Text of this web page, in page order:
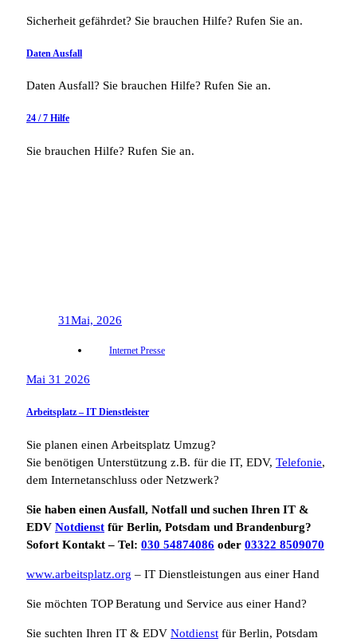
Sicherheit gefährdet? Sie brauchen Hilfe? Rufen Sie an.
Daten Ausfall
Daten Ausfall? Sie brauchen Hilfe? Rufen Sie an.
24 / 7 Hilfe
Sie brauchen Hilfe? Rufen Sie an.
31Mai, 2026
Internet Presse
Mai 31 2026
Arbeitsplatz – IT Dienstleister
Sie planen einen Arbeitsplatz Umzug?
Sie benötigen Unterstützung z.B. für die IT, EDV, Telefonie,
dem Internetanschluss oder Netzwerk?
Sie haben einen Ausfall, Notfall und suchen Ihren IT &
EDV Notdienst für Berlin, Potsdam und Brandenburg?
Sofort Kontakt – Tel: 030 54874086 oder 03322 8509070
www.arbeitsplatz.org – IT Dienstleistungen aus einer Hand
Sie möchten TOP Beratung und Service aus einer Hand?
Sie suchten Ihren IT & EDV Notdienst für Berlin, Potsdam